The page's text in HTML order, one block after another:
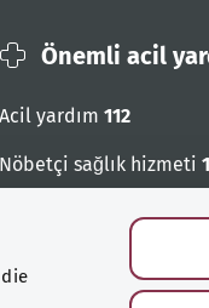
Önemli acil
Acil yardım 112
Nöbetçi sağlık hizmeti
Acil cagri numaralari